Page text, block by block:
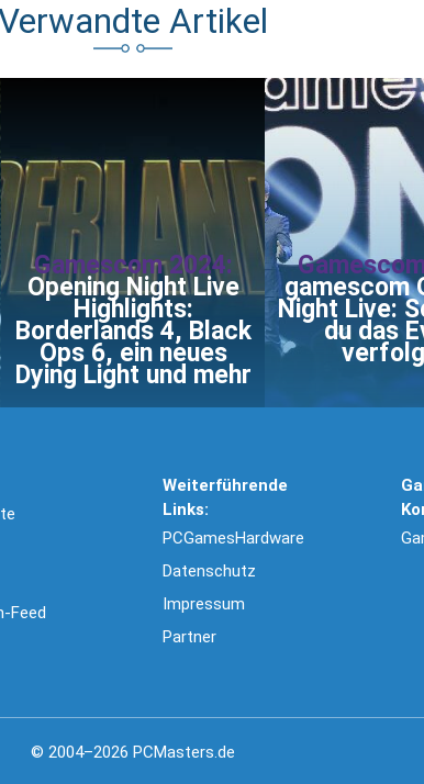
Artikel
Gamescom 2024:
Opening Night Live
Highlights:
Borderlands 4, Black
Ops 6, ein neues
Dying Light und mehr
gamescom
Night Live:
du das
Feed
Weiterführende
Links:
PCGamesHardware
Datenschutz
Impressum
Partner
© 2004–2026 PCMasters.de